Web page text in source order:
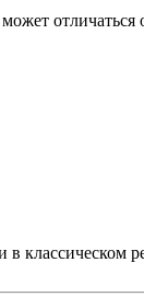
в классическом